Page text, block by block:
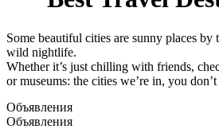
Some beautiful cities are sunny places by
wild nightlife.
Whether it’s just chilling with friends,
or museums: the cities we’re in, you
Объявления
Объявления